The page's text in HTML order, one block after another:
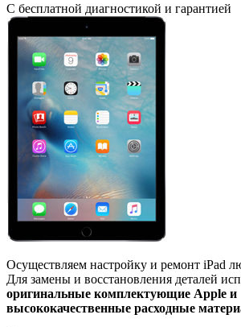
С бесплатной диагностикой и гарантией
Осуществляем настройку и ремонт iPad
Для замены и восстановления деталей
оригинальные комплектующие Apple и
высококачественные расходные